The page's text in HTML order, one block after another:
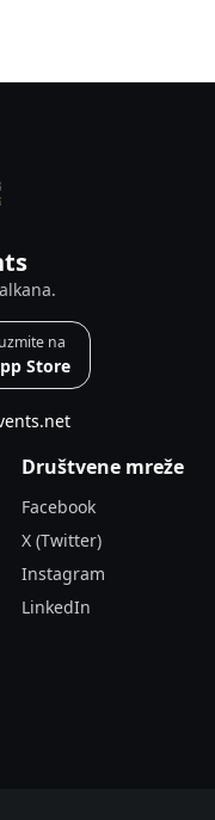
na
Store
Društvene mreže
Facebook
X (Twitter)
Instagram
LinkedIn